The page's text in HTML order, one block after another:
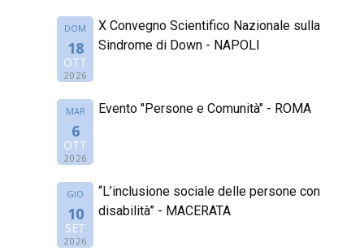
DOM
18
OTT
2026
X Convegno Scientifico Nazionale sulla
Sindrome di Down - NAPOLI
MAR
6
OTT
2026
Evento "Persone e Comunità" - ROMA
GIO
10
SET
2026
“L’inclusione sociale delle persone con
disabilità” - MACERATA